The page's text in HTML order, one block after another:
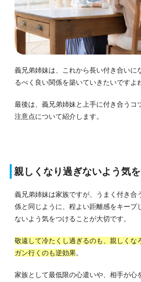
義兄弟姉妹は、これから長い付き合いに
るべく良い関係を築いていきたいですよ
最後は、義兄弟姉妹と上手に付き合うコ
注意点について紹介します。
親しくなり過ぎないよう気
義兄弟姉妹は家族ですが、うまく付き合
係と同じように、程よい距離感をキープ
ないよう気をつけることが大切です。
敬遠して冷たくし過ぎるのも、親しくな
ガン行くのも逆効果。
家族として最低限の心遣いや、相手が心